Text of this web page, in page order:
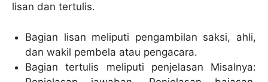
lisan dan tertulis.
Bagian lisan meliputi pengambilan saksi, ahli,
dan wakil pembela atau pengacara.
Bagian tertulis meliputi penjelasan Misalnya: